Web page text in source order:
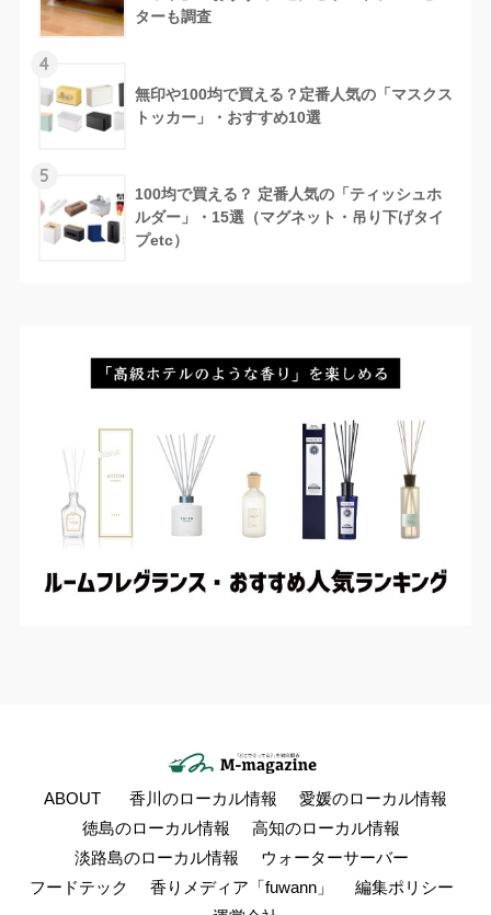
ターも調査
4
無印や100均で買える？定番人気の「マスクス
トッカー」・おすすめ10選
5
100均で買える？ 定番人気の「ティッシュホ
ルダー」・15選（マグネット・吊り下げタイ
プetc）
ABOUT 香川のローカル情報
愛媛のローカル情報
徳島のローカル情報
高知のローカル情報
淡路島のローカル情報
ウォーターサーバー
フードテック
香りメディア「fuwann」
編集ポリシー